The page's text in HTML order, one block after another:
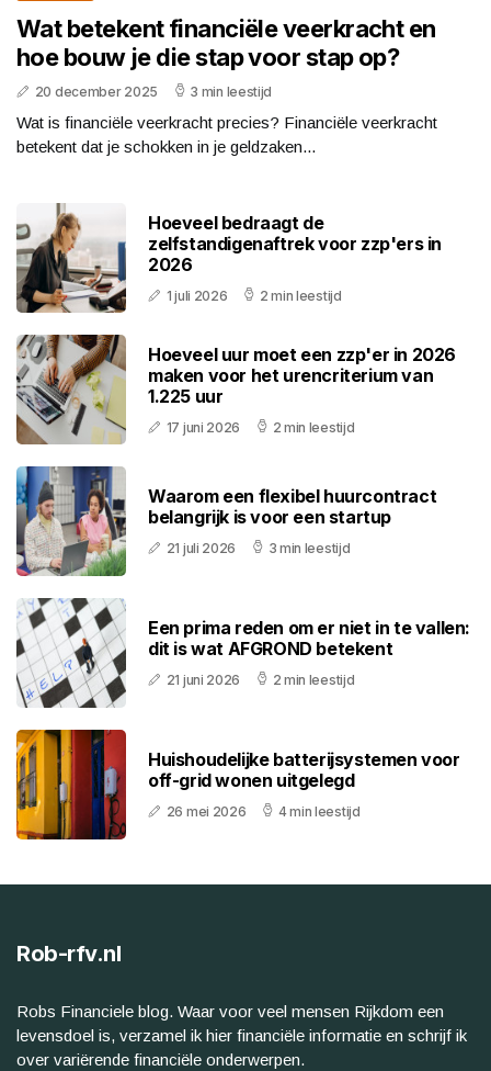
Wat betekent financiële veerkracht en
hoe bouw je die stap voor stap op?
20 december 2025 3 min leestijd
Wat is financiële veerkracht precies? Financiële veerkracht
betekent dat je schokken in je geldzaken...
Hoeveel bedraagt de
zelfstandigenaftrek voor zzp'ers in
2026
1 juli 2026 2 min leestijd
Hoeveel uur moet een zzp'er in 2026
maken voor het urencriterium van
1.225 uur
17 juni 2026 2 min leestijd
Waarom een flexibel huurcontract
belangrijk is voor een startup
21 juli 2026 3 min leestijd
Een prima reden om er niet in te vallen:
dit is wat AFGROND betekent
21 juni 2026 2 min leestijd
Huishoudelijke batterijsystemen voor
off-grid wonen uitgelegd
26 mei 2026 4 min leestijd
Rob-rfv.nl
Robs Financiele blog. Waar voor veel mensen Rijkdom een
levensdoel is, verzamel ik hier financiële informatie en schrijf ik
over variërende financiële onderwerpen.